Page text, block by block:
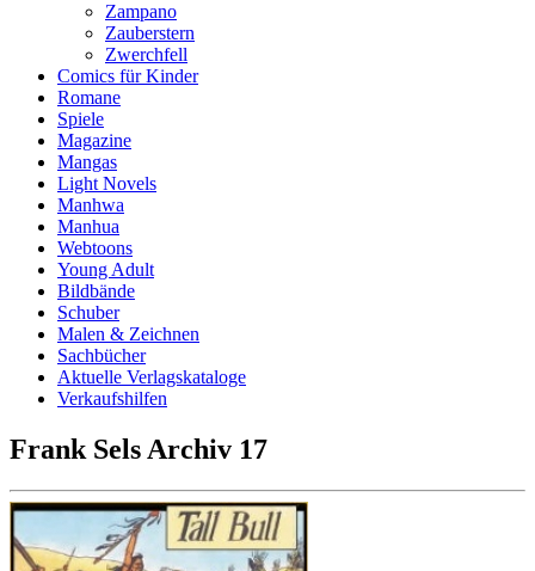
Zampano
Zauberstern
Zwerchfell
Comics für Kinder
Romane
Spiele
Magazine
Mangas
Light Novels
Manhwa
Manhua
Webtoons
Young Adult
Bildbände
Schuber
Malen & Zeichnen
Sachbücher
Aktuelle Verlagskataloge
Verkaufshilfen
Frank Sels Archiv 17